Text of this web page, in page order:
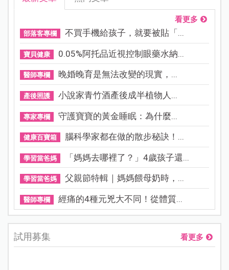
看更多
部落客專欄 不買手機給孩子，就要被貼「...
寶貝健康 0.05%阿托品近視控制眼藥水納...
醫師專欄 晚婚晚育是無法改變的現實，...
產後照護 小說家青竹酒產後成半植物人...
專家專欄 守護寶寶的黃金睡眠：為什麼...
健康百寶箱 腦科學家都在做的散步秘訣！...
學習當爸媽 「媽媽去哪裡了？」4歲孩子還...
學習當爸媽 父親節特輯｜媽媽餵母奶時，...
醫師專欄 經痛的4種元兇大不同！從體質...
試用募集 看更多